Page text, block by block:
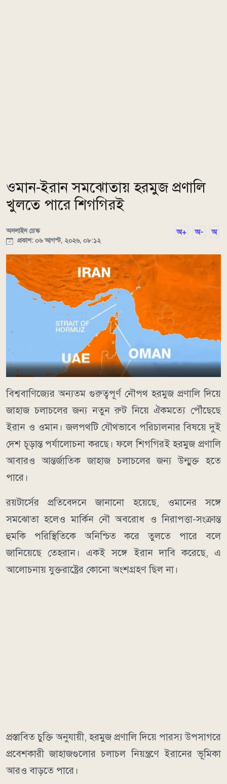
ওমান-ইরান সমঝোতায় হরমুজ প্রণালি
খুলতে পারে শিগগিরই
অনলাইন ডেস্ক
প্রকাশ: ০৬ আগস্ট, ২০২৬, ০৮:১২
অ+ অ- অ
বিশ্ববাণিজ্যের অন্যতম গুরুত্বপূর্ণ নৌপথ হরমুজ প্রণালি দিয়ে
জাহাজ চলাচলের জন্য নতুন রুট নিয়ে ঐকমত্যে পৌঁছেছে
ইরান ও ওমান। জলপথটি যৌথভাবে পরিচালনার বিষয়ে দুই
দেশ চূড়ান্ত পর্যালোচনা করছে। ফলে শিগগিরই হরমুজ প্রণালি
আবারও আন্তর্জাতিক জাহাজ চলাচলের জন্য উন্মুক্ত হতে
পারে।
রয়টার্সের প্রতিবেদনে জানানো হয়েছে, ওমানের সঙ্গে
সমঝোতা হলেও মার্কিন নৌ অবরোধ ও নিরাপত্তা-সংক্রান্ত
হুমকি পরিস্থিতিকে অনিশ্চিত করে তুলতে পারে বলে
জানিয়েছে তেহরান। একই সঙ্গে ইরান দাবি করেছে, এ
আলোচনায় যুক্তরাষ্ট্রের কোনো অংশগ্রহণ ছিল না।
প্রস্তাবিত চুক্তি অনুযায়ী, হরমুজ প্রণালি দিয়ে পারস্য উপসাগরে
প্রবেশকারী জাহাজগুলোর চলাচল নিয়ন্ত্রণে ইরানের ভূমিকা
আরও বাড়তে পারে।